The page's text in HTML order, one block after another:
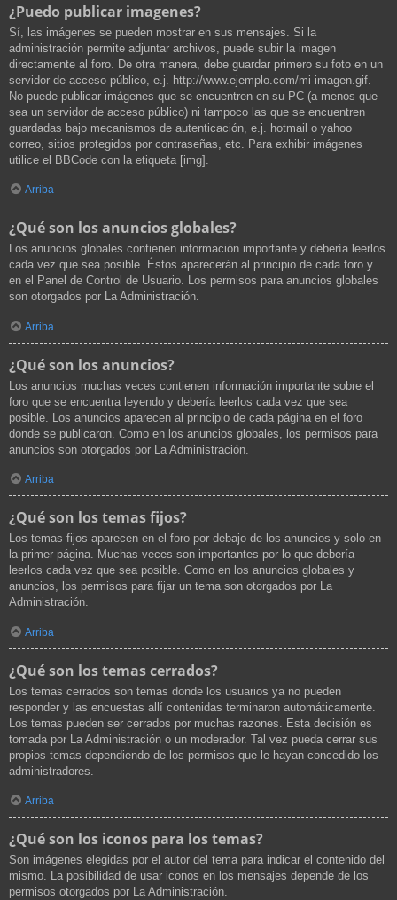
¿Puedo publicar imagenes?
Sí, las imágenes se pueden mostrar en sus mensajes. Si la
administración permite adjuntar archivos, puede subir la imagen
directamente al foro. De otra manera, debe guardar primero su foto en un
servidor de acceso público, e.j. http://www.ejemplo.com/mi-imagen.gif.
No puede publicar imágenes que se encuentren en su PC (a menos que
sea un servidor de acceso público) ni tampoco las que se encuentren
guardadas bajo mecanismos de autenticación, e.j. hotmail o yahoo
correo, sitios protegidos por contraseñas, etc. Para exhibir imágenes
utilice el BBCode con la etiqueta [img].
Arriba
¿Qué son los anuncios globales?
Los anuncios globales contienen información importante y debería leerlos
cada vez que sea posible. Éstos aparecerán al principio de cada foro y
en el Panel de Control de Usuario. Los permisos para anuncios globales
son otorgados por La Administración.
Arriba
¿Qué son los anuncios?
Los anuncios muchas veces contienen información importante sobre el
foro que se encuentra leyendo y debería leerlos cada vez que sea
posible. Los anuncios aparecen al principio de cada página en el foro
donde se publicaron. Como en los anuncios globales, los permisos para
anuncios son otorgados por La Administración.
Arriba
¿Qué son los temas fijos?
Los temas fijos aparecen en el foro por debajo de los anuncios y solo en
la primer página. Muchas veces son importantes por lo que debería
leerlos cada vez que sea posible. Como en los anuncios globales y
anuncios, los permisos para fijar un tema son otorgados por La
Administración.
Arriba
¿Qué son los temas cerrados?
Los temas cerrados son temas donde los usuarios ya no pueden
responder y las encuestas allí contenidas terminaron automáticamente.
Los temas pueden ser cerrados por muchas razones. Esta decisión es
tomada por La Administración o un moderador. Tal vez pueda cerrar sus
propios temas dependiendo de los permisos que le hayan concedido los
administradores.
Arriba
¿Qué son los iconos para los temas?
Son imágenes elegidas por el autor del tema para indicar el contenido del
mismo. La posibilidad de usar iconos en los mensajes depende de los
permisos otorgados por La Administración.